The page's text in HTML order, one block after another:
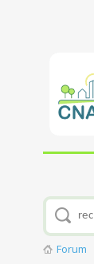
Forum